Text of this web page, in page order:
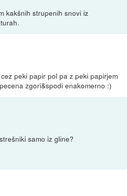
kakšnih strupenih snovi iz
peki papir pol pa z peki papirjem
zgori&spodi enakomerno :)
samo iz gline?